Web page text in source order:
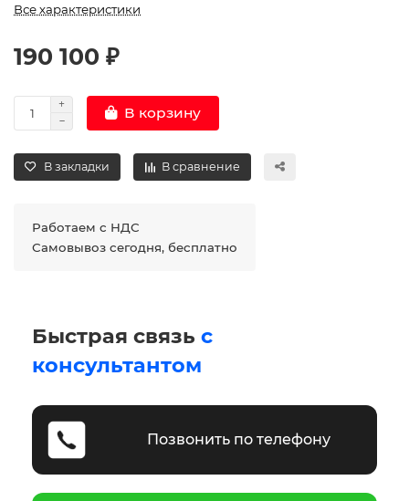
Все характеристики
190 100 ₽
В корзину
В закладки В сравнение
Работаем с НДС
Самовывоз сегодня, бесплатно
Быстрая связь с
консультантом
Позвонить по телефону